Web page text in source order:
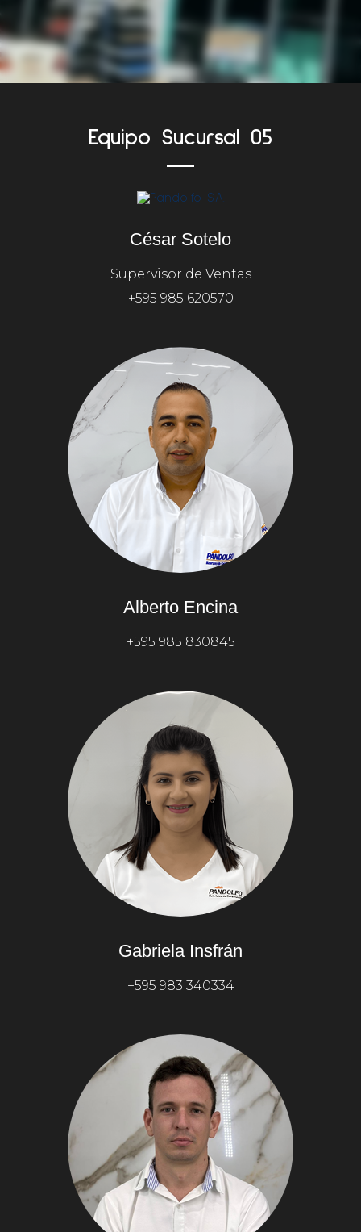
Equipo Sucursal 05
César Sotelo
Supervisor de Ventas
+595 985 620570
Alberto Encina
+595 985 830845
Gabriela Insfrán
+595 983 340334